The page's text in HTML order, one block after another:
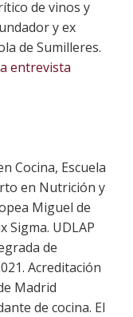
de vinos y
y ex
de Sumilleres.
entrevista
Cocina, Escuela
en Nutrición y
Miguel de
Sigma. UDLAP
de
Acreditación
Madrid
de cocina. El